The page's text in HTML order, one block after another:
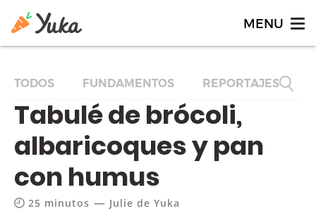
TODOS FUNDAMENTOS REPORTAJES
Tabulé de brócoli,
albaricoques y pan
con humus
25 minutos — Julie de Yuka